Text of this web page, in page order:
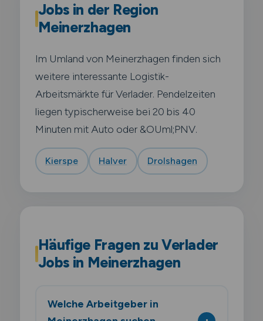
Jobs in der Region
Meinerzhagen
Im Umland von Meinerzhagen finden sich
weitere interessante Logistik-
Arbeitsmärkte für Verlader. Pendelzeiten
liegen typischerweise bei 20 bis 40
Minuten mit Auto oder &OUml;PNV.
Kierspe Halver Drolshagen
Häufige Fragen zu Verlader
Jobs in Meinerzhagen
Welche Arbeitgeber in